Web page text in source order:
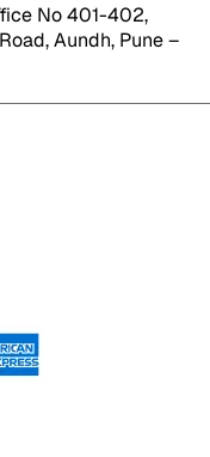
No 401-402,
Aundh, Pune –